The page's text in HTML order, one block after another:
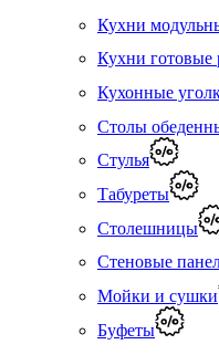
Кухни
Кухни готовые
Кухонные
Столы
Стулья
Табуреты
Столешницы
Стеновые
Мойки и сушки
Буфеты